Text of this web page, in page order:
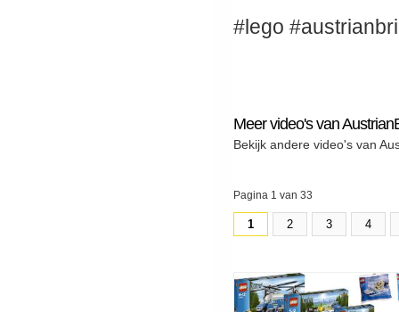
#lego
Meer video's van
Bekijk andere video's van
Pagina 1 van 33
1 2 3 4